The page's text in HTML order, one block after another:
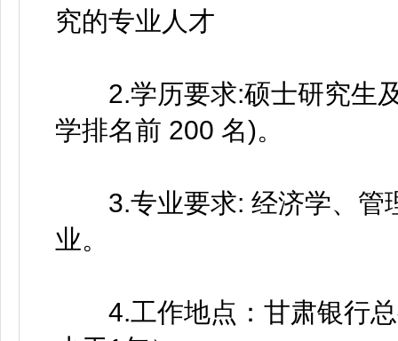
究的专业人才
2.学历要求:硕士研究生及
学排名前 200 名)。
3.专业要求: 经济学、管
业。
4.工作地点：甘肃银行总